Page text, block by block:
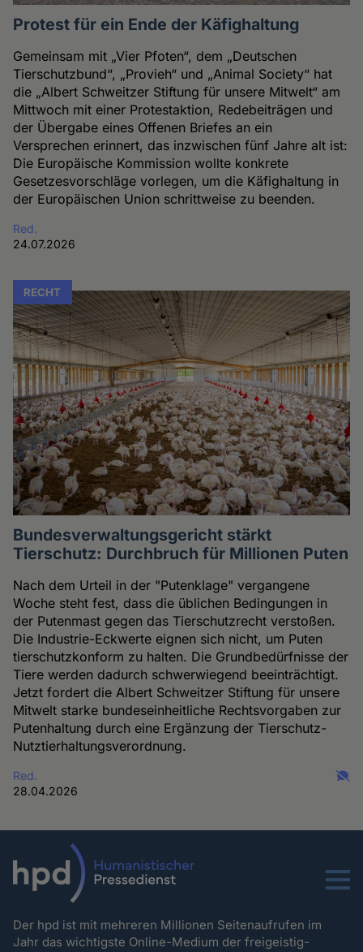
Protest für ein Ende der Käfighaltung
Gemeinsam mit „Vier Pfoten“, dem „Deutschen
Tierschutzbund“, „Provieh“ und „Animal Society“ hat
die „Albert Schweitzer Stiftung für unsere Mitwelt“ am
Mittwoch mit einer Protestaktion, Redebeiträgen und
der Übergabe eines Offenen Briefes an ein
Versprechen erinnert, das inzwischen fünf Jahre alt ist:
Die Europäische Kommission wollte konkrete
Gesetzesvorschläge vorlegen, um die Käfighaltung in
der Europäischen Union schrittweise zu beenden.
Red.
24.07.2026
RECHT
Bundesverwaltungsgericht stärkt
Tierschutz: Durchbruch für Millionen Puten
Nach dem Urteil in der "Putenklage" vergangene
Woche steht fest, dass die üblichen Bedingungen in
der Putenmast gegen das Tierschutzrecht verstoßen.
Die Industrie-Eckwerte eignen sich nicht, um Puten
tierschutzkonform zu halten. Die Grundbedürfnisse der
Tiere werden dadurch schwerwiegend beeinträchtigt.
Jetzt fordert die Albert Schweitzer Stiftung für unsere
Mitwelt starke bundeseinheitliche Rechtsvorgaben zur
Putenhaltung durch eine Ergänzung der Tierschutz-
Nutztierhaltungsverordnung.
Red.
28.04.2026
Menu
Der hpd ist mit mehreren Millionen Seitenaufrufen im
Jahr das wichtigste Online-Medium der freigeistig-